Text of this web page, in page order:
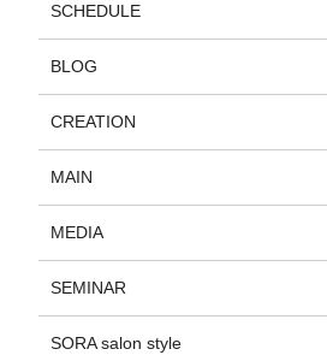
SCHEDULE
BLOG
CREATION
MAIN
MEDIA
SEMINAR
SORA salon style